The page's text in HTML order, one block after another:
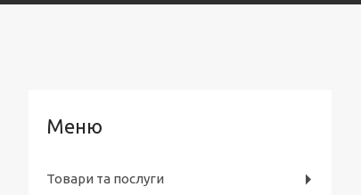
Товари та послуги